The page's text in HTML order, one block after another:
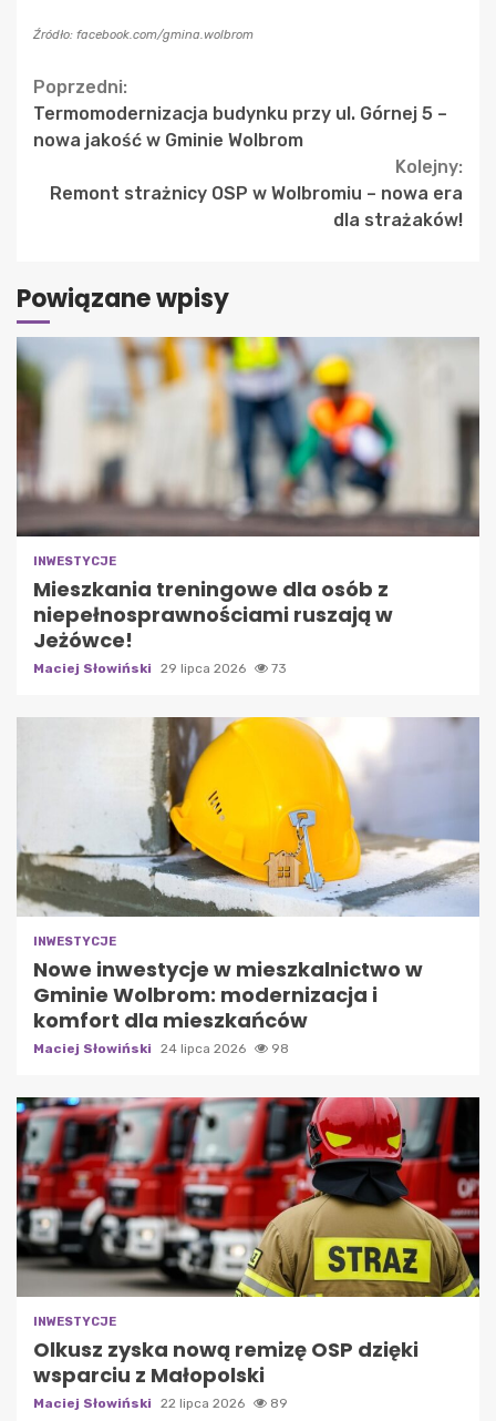
Źródło: facebook.com/gmina.wolbrom
Continue
Reading
Poprzedni:
Termomodernizacja budynku przy ul. Górnej 5 –
nowa jakość w Gminie Wolbrom
Kolejny:
Remont strażnicy OSP w Wolbromiu – nowa era
dla strażaków!
Powiązane wpisy
INWESTYCJE
Mieszkania treningowe dla osób z
niepełnosprawnościami ruszają w
Jeżówce!
Maciej Słowiński 29 lipca 2026 73
INWESTYCJE
Nowe inwestycje w mieszkalnictwo w
Gminie Wolbrom: modernizacja i
komfort dla mieszkańców
Maciej Słowiński 24 lipca 2026 98
INWESTYCJE
Olkusz zyska nową remizę OSP dzięki
wsparciu z Małopolski
Maciej Słowiński 22 lipca 2026 89